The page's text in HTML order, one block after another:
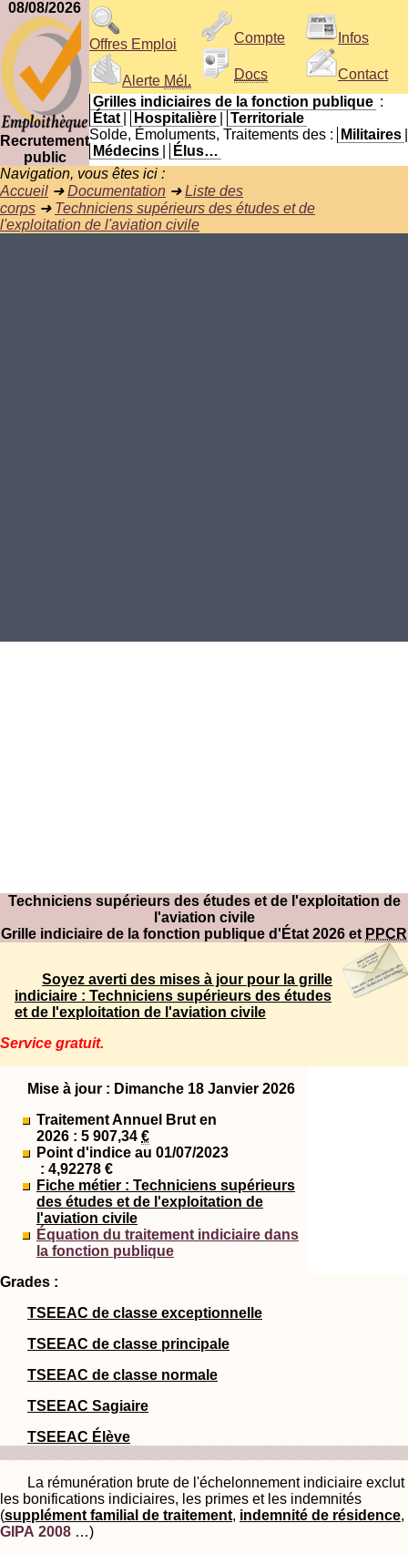
08/08/2026
Recrutement
public
Offres Emploi
Alerte Mél.
Compte
Docs
Infos
Contact
Grilles indiciaires de la fonction publique :
État
Hospitalière
Territoriale
Solde, Émoluments, Traitements des :
Militaires
Médecins
Élus…
Navigation, vous êtes ici :
Accueil ➜Documentation ➜Liste des
corps ➜ Techniciens supérieurs des études et de
l'exploitation de l'aviation civile
Techniciens supérieurs des études et de l'exploitation de
l'aviation civile
Grille indiciaire de la fonction publique d'État 2026 et PPCR
Soyez averti des mises à jour pour la grille
indiciaire : Techniciens supérieurs des études
et de l'exploitation de l'aviation civile
Service gratuit.
Mise à jour : Dimanche 18 Janvier 2026
Traitement Annuel Brut en
2026 : 5 907,34 €
Point d'indice au 01/07/2023
: 4,92278 €
Fiche métier : Techniciens supérieurs
des études et de l'exploitation de
l'aviation civile
Équation du traitement indiciaire dans
la fonction publique
Grades :
TSEEAC de classe exceptionnelle
TSEEAC de classe principale
TSEEAC de classe normale
TSEEAC Sagiaire
TSEEAC Élève
La rémunération brute de l'échelonnement indiciaire exclut
les bonifications indiciaires, les primes et les indemnités
(supplément familial de traitement, indemnité de résidence,
GIPA 2008 …)